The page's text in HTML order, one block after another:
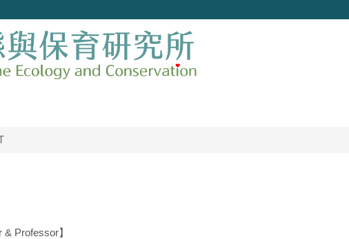
& Professor】